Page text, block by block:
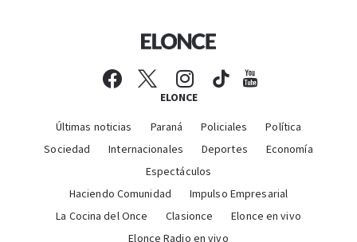
ELONCE
Últimas noticias Paraná Policiales
Política
Sociedad
Internacionales Deportes
Economía
Espectáculos
Haciendo Comunidad
Impulso Empresarial
La Cocina del Once
Clasionce
Elonce en vivo
Elonce Radio en vivo